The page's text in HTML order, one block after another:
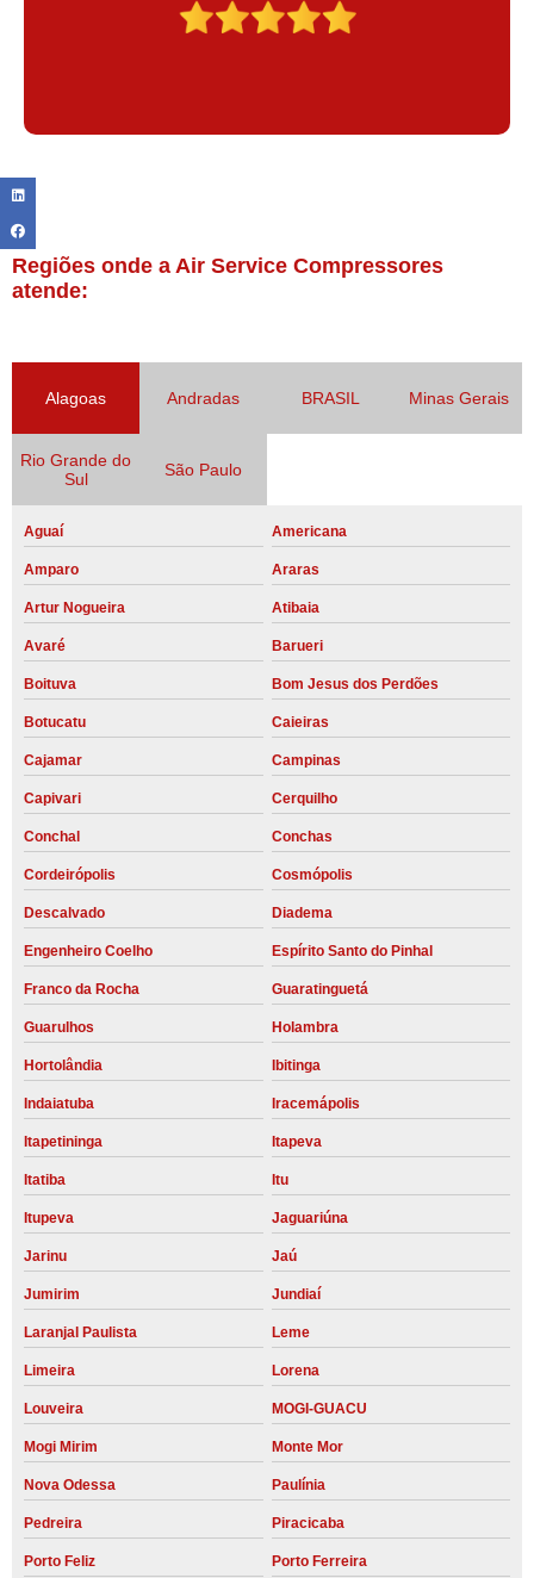
Regiões onde a Air Service Compressores
atende:
Alagoas Andradas BRASIL Minas Gerais
Rio Grande do
Sul
São Paulo
Aguaí Americana
Amparo Araras
Artur Nogueira Atibaia
Avaré Barueri
Boituva Bom Jesus dos Perdões
Botucatu Caieiras
Cajamar Campinas
Capivari Cerquilho
Conchal Conchas
Cordeirópolis Cosmópolis
Descalvado Diadema
Engenheiro Coelho Espírito Santo do Pinhal
Franco da Rocha Guaratinguetá
Guarulhos Holambra
Hortolândia Ibitinga
Indaiatuba Iracemápolis
Itapetininga Itapeva
Itatiba Itu
Itupeva Jaguariúna
Jarinu Jaú
Jumirim Jundiaí
Laranjal Paulista Leme
Limeira Lorena
Louveira MOGI-GUACU
Mogi Mirim Monte Mor
Nova Odessa Paulínia
Pedreira Piracicaba
Porto Feliz Porto Ferreira